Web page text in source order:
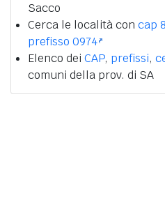
Sacco
Cerca le località con cap
prefisso 0974
Elenco dei CAP, prefissi,
comuni della prov. di SA